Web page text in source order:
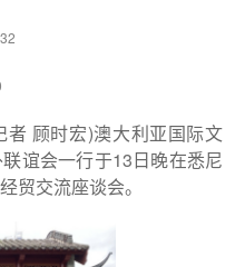
顾时宏)澳大利亚国际文
谊会一行于13日晚在悉尼
贸交流座谈会。